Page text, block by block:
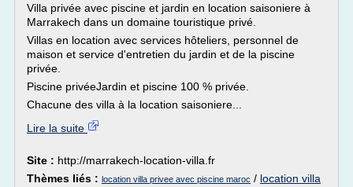
Villa privée avec piscine et jardin en location saisoniere à
Marrakech dans un domaine touristique privé.
Villas en location avec services hôteliers, personnel de
maison et service d'entretien du jardin et de la piscine
privée.
Piscine privéeJardin et piscine 100 % privée.
Chacune des villa à la location saisoniere...
Lire la suite
Site : http://marrakech-location-villa.fr
Thèmes liés : location villa privee avec piscine maroc / location villa